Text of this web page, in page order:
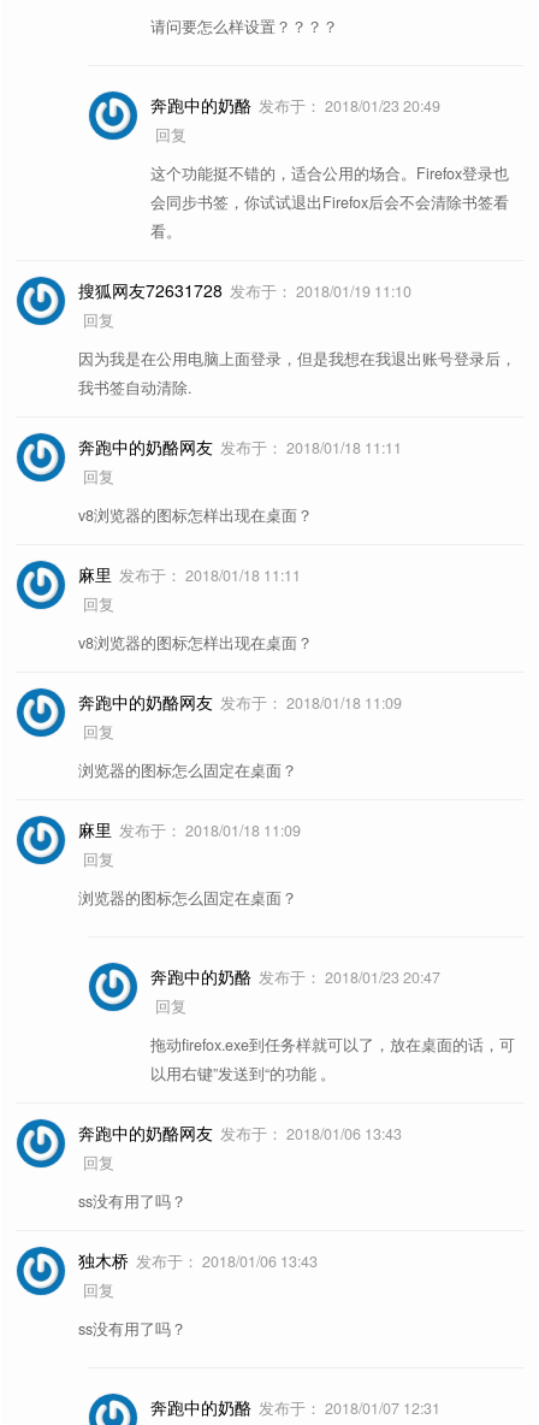
请问要怎么样设置？？？？
奔跑中的奶酪 发布于： 2018/01/23 20:49
回复
这个功能挺不错的，适合公用的场合。Firefox登录也
会同步书签，你试试退出Firefox后会不会清除书签看
看。
搜狐网友72631728 发布于： 2018/01/19 11:10
回复
因为我是在公用电脑上面登录，但是我想在我退出账号登录后，
我书签自动清除.
奔跑中的奶酪网友 发布于： 2018/01/18 11:11
回复
v8浏览器的图标怎样出现在桌面？
麻里 发布于： 2018/01/18 11:11
回复
v8浏览器的图标怎样出现在桌面？
奔跑中的奶酪网友 发布于： 2018/01/18 11:09
回复
浏览器的图标怎么固定在桌面？
麻里 发布于： 2018/01/18 11:09
回复
浏览器的图标怎么固定在桌面？
奔跑中的奶酪 发布于： 2018/01/23 20:47
回复
拖动firefox.exe到任务样就可以了，放在桌面的话，可
以用右键”发送到“的功能 。
奔跑中的奶酪网友 发布于： 2018/01/06 13:43
回复
ss没有用了吗？
独木桥 发布于： 2018/01/06 13:43
回复
ss没有用了吗？
奔跑中的奶酪 发布于： 2018/01/07 12:31